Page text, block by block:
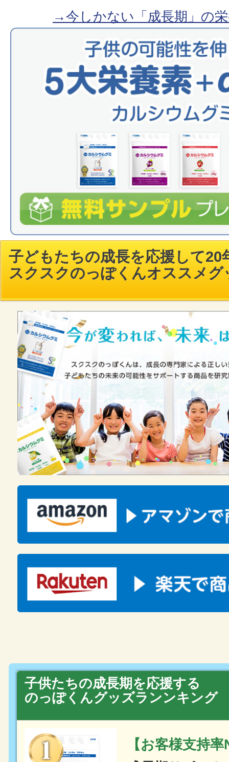
→今しかない「成長期」の
子どもたちの成長を応援して20
スクスクのっぽくんオススメグ
子供たちの成長期を応援する
のっぽくんグッズランンキング
【お客様支持